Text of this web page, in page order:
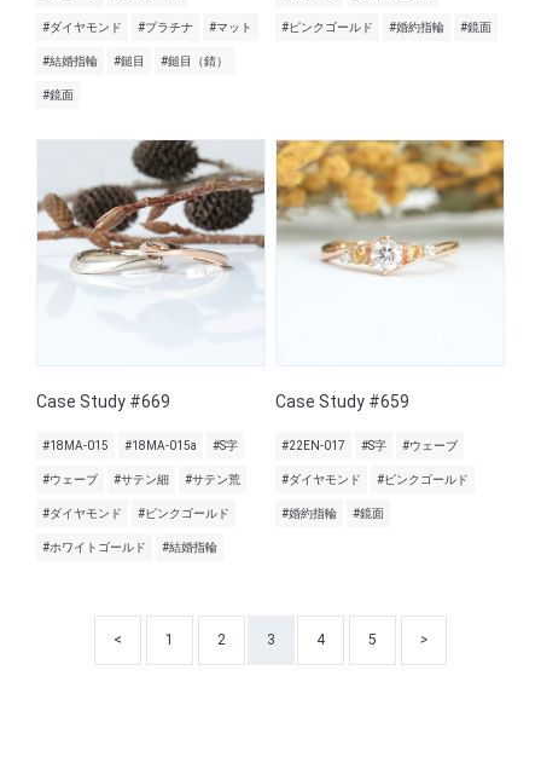
#ダイヤモンド #プラチナ #マット
#結婚指輪 #鎚目 #鎚目（錆）
#鏡面
#ピンクゴールド #婚約指輪 #鏡面
Case Study #669
#18MA-015 #18MA-015a #S字
#ウェーブ #サテン細 #サテン荒
#ダイヤモンド #ピンクゴールド
#ホワイトゴールド #結婚指輪
Case Study #659
#22EN-017 #S字 #ウェーブ
#ダイヤモンド #ピンクゴールド
#婚約指輪 #鏡面
< 1 2 3 4 5 >